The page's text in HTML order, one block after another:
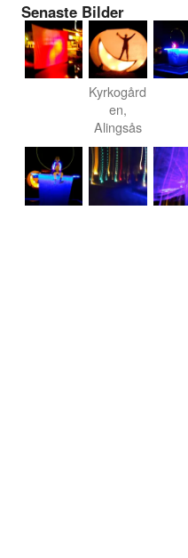
Senaste Bilder
Kyrkogård
en,
Alingsås